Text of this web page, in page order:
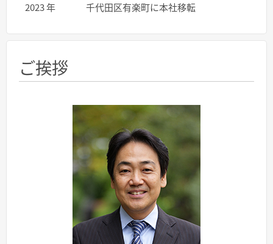
2023 年 千代田区有楽町に本社移転
ご挨拶